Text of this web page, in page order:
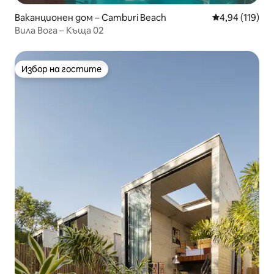
Ваканционен дом – Camburi Beach Средна
4,94 (119)
Вила Вога – Къща 02
Избор на гостите
Избор на гостите